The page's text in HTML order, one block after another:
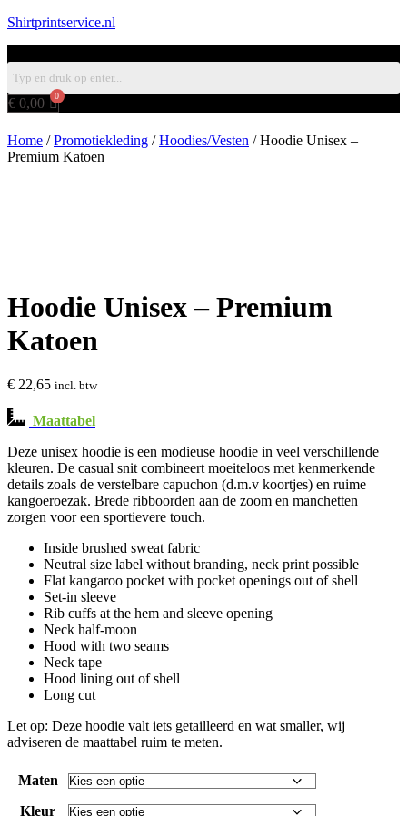
Shirtprintservice.nl
€ 0,00
Home /Promotiekleding /Hoodies/Vesten / Hoodie Unisex –
Premium Katoen
Hoodie Unisex – Premium
Katoen
€ 22,65 incl. btw
Maattabel
Deze unisex hoodie is een modieuse hoodie in veel verschillende
kleuren. De casual snit combineert moeiteloos met kenmerkende
details zoals de verstelbare capuchon (d.m.v koortjes) en ruime
kangoeroezak. Brede ribboorden aan de zoom en manchetten
zorgen voor een sportievere touch.
Inside brushed sweat fabric
Neutral size label without branding, neck print possible
Flat kangaroo pocket with pocket openings out of shell
Set-in sleeve
Rib cuffs at the hem and sleeve opening
Neck half-moon
Hood with two seams
Neck tape
Hood lining out of shell
Long cut
Let op: Deze hoodie valt iets getailleerd en wat smaller, wij
adviseren de maattabel ruim te meten.
Maten
Kleur